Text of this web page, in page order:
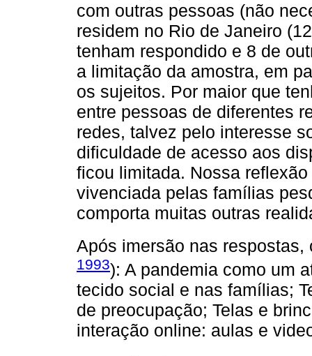
com outras pessoas (não
residem no Rio de Janeiro
tenham respondido e 8 de
a limitação da amostra, em
os sujeitos. Por maior que
entre pessoas de diferentes
redes, talvez pelo interesse
dificuldade de acesso aos
ficou limitada. Nossa
vivenciada pelas famílias
comporta muitas outras
Após imersão nas
1993): A pandemia como um
tecido social e nas famílias;
de preocupação; Telas e
interação online: aulas e